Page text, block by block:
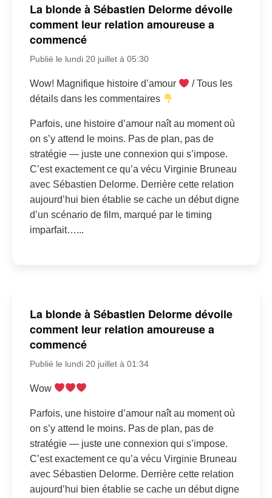
La blonde à Sébastien Delorme dévoile
comment leur relation amoureuse a
commencé
Publié le lundi 20 juillet à 05:30
Wow! Magnifique histoire d’amour
/ Tous les
détails dans les commentaires
Parfois, une histoire d’amour naît au moment où
on s’y attend le moins. Pas de plan, pas de
stratégie — juste une connexion qui s’impose.
C’est exactement ce qu’a vécu Virginie Bruneau
avec Sébastien Delorme. Derrière cette relation
aujourd’hui bien établie se cache un début digne
d’un scénario de film, marqué par le timing
imparfait…...
La blonde à Sébastien Delorme dévoile
comment leur relation amoureuse a
commencé
Publié le lundi 20 juillet à 01:34
Wow
Parfois, une histoire d’amour naît au moment où
on s’y attend le moins. Pas de plan, pas de
stratégie — juste une connexion qui s’impose.
C’est exactement ce qu’a vécu Virginie Bruneau
avec Sébastien Delorme. Derrière cette relation
aujourd’hui bien établie se cache un début digne